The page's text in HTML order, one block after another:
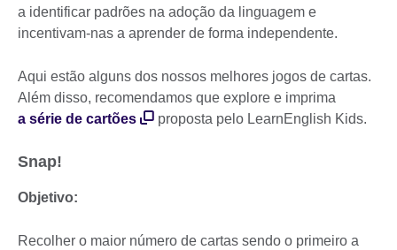
a identificar padrões na adoção da linguagem e
incentivam-nas a aprender de forma independente.
Aqui estão alguns dos nossos melhores jogos de cartas.
Além disso, recomendamos que explore e imprima
a série de cartões
proposta pelo LearnEnglish Kids.
Snap!
Objetivo:
Recolher o maior número de cartas sendo o primeiro a